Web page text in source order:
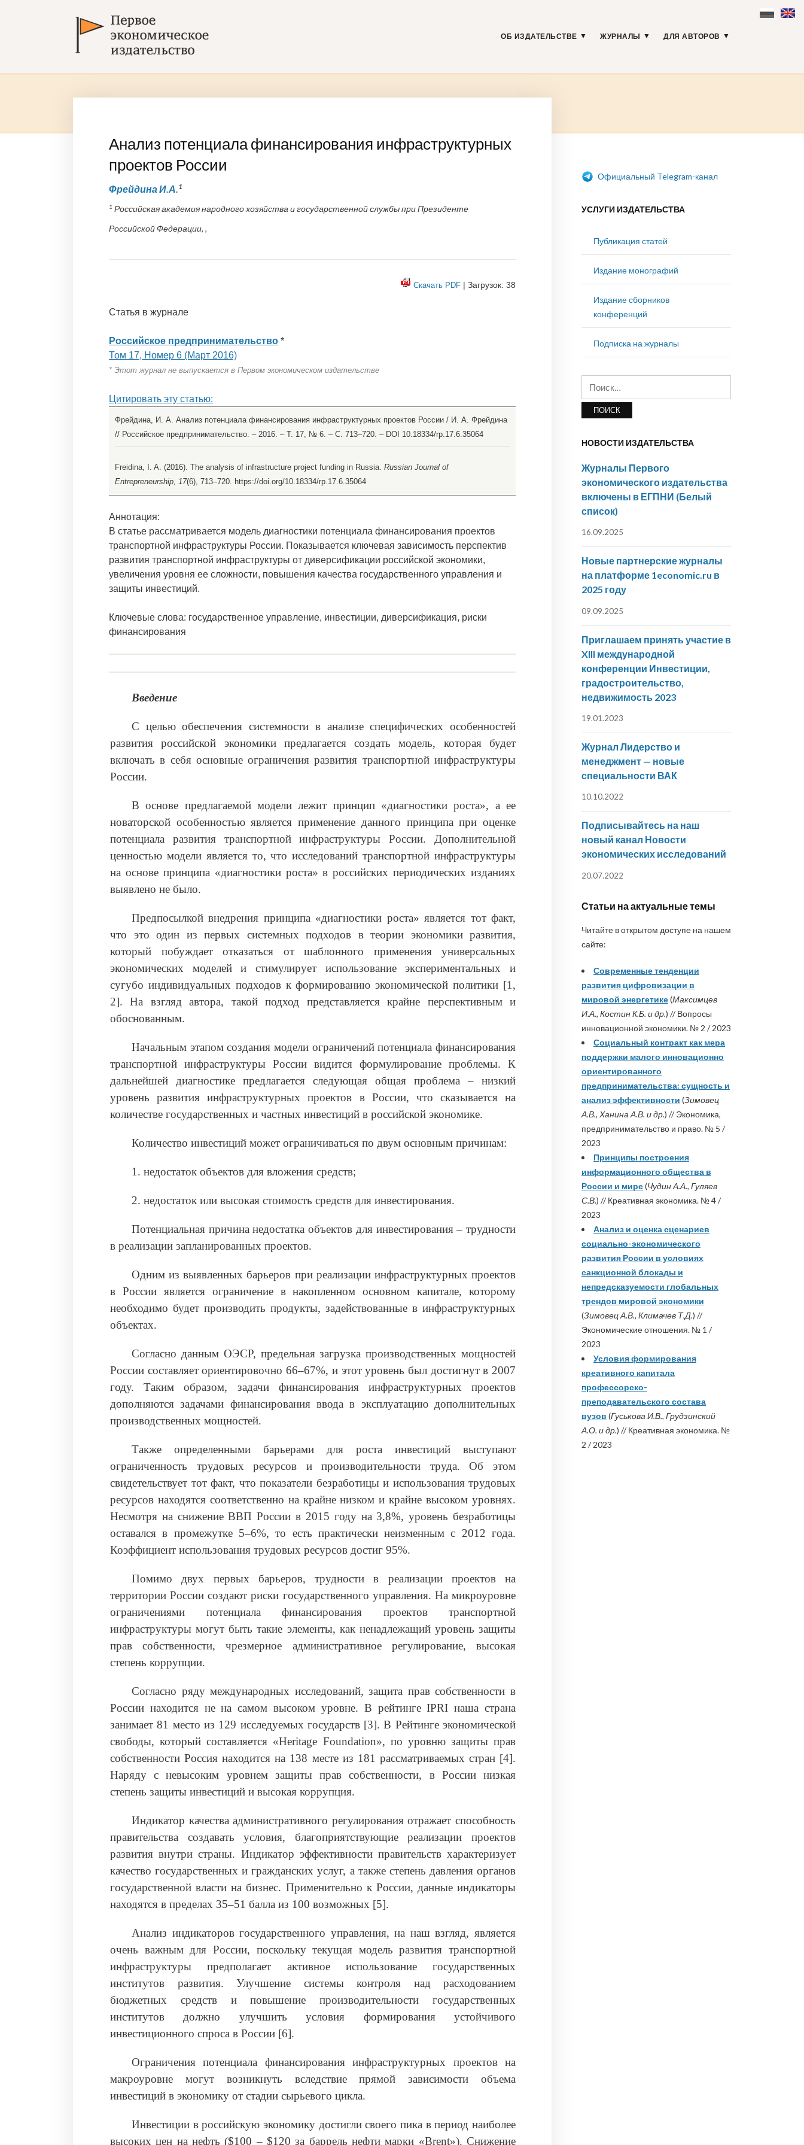
ОБ ИЗДАТЕЛЬСТВЕ ЖУРНАЛЫ ДЛЯ АВТОРОВ
Анализ потенциала финансирования инфраструктурных
проектов России
Фрейдина И.А.1
1 Российская академия народного хозяйства и государственной службы при Президенте
Российской Федерации, ,
Скачать PDF | Загрузок: 38
Статья в журнале
Российское предпринимательство *
Том 17, Номер 6 (Март 2016)
* Этот журнал не выпускается в Первом экономическом издательстве
Цитировать эту статью:
Фрейдина, И. А. Анализ потенциала финансирования инфраструктурных проектов России / И. А. Фрейдина
// Российское предпринимательство. – 2016. – Т. 17, № 6. – С. 713–720. – DOI 10.18334/rp.17.6.35064
Freidina, I. A. (2016). The analysis of infrastructure project funding in Russia. Russian Journal of
Entrepreneurship, 17(6), 713–720. https://doi.org/10.18334/rp.17.6.35064
Аннотация:
В статье рассматривается модель диагностики потенциала финансирования проектов
транспортной инфраструктуры России. Показывается ключевая зависимость перспектив
развития транспортной инфраструктуры от диверсификации российской экономики,
увеличения уровня ее сложности, повышения качества государственного управления и
защиты инвестиций.
Ключевые слова: государственное управление, инвестиции, диверсификация, риски
финансирования
Введение
С целью обеспечения системности в анализе специфических особенностей
развития российской экономики предлагается создать модель, которая будет
включать в себя основные ограничения развития транспортной инфраструктуры
России.
В основе предлагаемой модели лежит принцип «диагностики роста», а ее
новаторской особенностью является применение данного принципа при оценке
потенциала развития транспортной инфраструктуры России. Дополнительной
ценностью модели является то, что исследований транспортной инфраструктуры
на основе принципа «диагностики роста» в российских периодических изданиях
выявлено не было.
Предпосылкой внедрения принципа «диагностики роста» является тот факт,
что это один из первых системных подходов в теории экономики развития,
который побуждает отказаться от шаблонного применения универсальных
экономических моделей и стимулирует использование экспериментальных и
сугубо индивидуальных подходов к формированию экономической политики [1,
2]. На взгляд автора, такой подход представляется крайне перспективным и
обоснованным.
Начальным этапом создания модели ограничений потенциала финансирования
транспортной инфраструктуры России видится формулирование проблемы. К
дальнейшей диагностике предлагается следующая общая проблема – низкий
уровень развития инфраструктурных проектов в России, что сказывается на
количестве государственных и частных инвестиций в российской экономике.
Количество инвестиций может ограничиваться по двум основным причинам:
1. недостаток объектов для вложения средств;
2. недостаток или высокая стоимость средств для инвестирования.
Потенциальная причина недостатка объектов для инвестирования – трудности
в реализации запланированных проектов.
Одним из выявленных барьеров при реализации инфраструктурных проектов
в России является ограничение в накопленном основном капитале, которому
необходимо будет производить продукты, задействованные в инфраструктурных
объектах.
Согласно данным ОЭСР, предельная загрузка производственных мощностей
России составляет ориентировочно 66–67%, и этот уровень был достигнут в 2007
году. Таким образом, задачи финансирования инфраструктурных проектов
дополняются задачами финансирования ввода в эксплуатацию дополнительных
производственных мощностей.
Также определенными барьерами для роста инвестиций выступают
ограниченность трудовых ресурсов и производительности труда. Об этом
свидетельствует тот факт, что показатели безработицы и использования трудовых
ресурсов находятся соответственно на крайне низком и крайне высоком уровнях.
Несмотря на снижение ВВП России в 2015 году на 3,8%, уровень безработицы
оставался в промежутке 5–6%, то есть практически неизменным с 2012 года.
Коэффициент использования трудовых ресурсов достиг 95%.
Помимо двух первых барьеров, трудности в реализации проектов на
территории России создают риски государственного управления. На микроуровне
ограничениями потенциала финансирования проектов транспортной
инфраструктуры могут быть такие элементы, как ненадлежащий уровень защиты
прав собственности, чрезмерное административное регулирование, высокая
степень коррупции.
Согласно ряду международных исследований, защита прав собственности в
России находится не на самом высоком уровне. В рейтинге IPRI наша страна
занимает 81 место из 129 исследуемых государств [3]. В Рейтинге экономической
свободы, который составляется «Heritage Foundation», по уровню защиты прав
собственности Россия находится на 138 месте из 181 рассматриваемых стран [4].
Наряду с невысоким уровнем защиты прав собственности, в России низкая
степень защиты инвестиций и высокая коррупция.
Индикатор качества административного регулирования отражает способность
правительства создавать условия, благоприятствующие реализации проектов
развития внутри страны. Индикатор эффективности правительств характеризует
качество государственных и гражданских услуг, а также степень давления органов
государственной власти на бизнес. Применительно к России, данные индикаторы
находятся в пределах 35–51 балла из 100 возможных [5].
Анализ индикаторов государственного управления, на наш взгляд, является
очень важным для России, поскольку текущая модель развития транспортной
инфраструктуры предполагает активное использование государственных
институтов развития. Улучшение системы контроля над расходованием
бюджетных средств и повышение производительности государственных
институтов должно улучшить условия формирования устойчивого
инвестиционного спроса в России [6].
Ограничения потенциала финансирования инфраструктурных проектов на
макроуровне могут возникнуть вследствие прямой зависимости объема
инвестиций в экономику от стадии сырьевого цикла.
Инвестиции в российскую экономику достигли своего пика в период наиболее
высоких цен на нефть ($100 – $120 за баррель нефти марки «Brent»). Снижение
Официальный Telegram-канал
УСЛУГИ ИЗДАТЕЛЬСТВА
Публикация статей
Издание монографий
Издание сборников
конференций
Подписка на журналы
НОВОСТИ ИЗДАТЕЛЬСТВА
Журналы Первого
экономического издательства
включены в ЕГПНИ (Белый
список)
16.09.2025
Новые партнерские журналы
на платформе 1economic.ru в
2025 году
09.09.2025
Приглашаем принять участие в
XIII международной
конференции Инвестиции,
градостроительство,
недвижимость 2023
19.01.2023
Журнал Лидерство и
менеджмент — новые
специальности ВАК
10.10.2022
Подписывайтесь на наш
новый канал Новости
экономических исследований
20.07.2022
Статьи на актуальные темы
Читайте в открытом доступе на нашем
сайте:
Современные тенденции
развития цифровизации в
мировой энергетике(Максимцев
И.А., Костин К.Б. и др.) // Вопросы
инновационной экономики. № 2 / 2023
Социальный контракт как мера
поддержки малого инновационно
ориентированного
предпринимательства: сущность и
анализ эффективности (Зимовец
А.В., Ханина А.В. и др.) // Экономика,
предпринимательство и право. № 5 /
2023
Принципы построения
информационного общества в
России и мире(Чудин А.А., Гуляев
С.В.) // Креативная экономика. № 4 /
2023
Анализ и оценка сценариев
социально-экономического
развития России в условиях
санкционной блокады и
непредсказуемости глобальных
трендов мировой экономики
(Зимовец А.В., Климачев Т.Д.) //
Экономические отношения. № 1 /
2023
Условия формирования
креативного капитала
профессорско-
преподавательского состава
вузов (Гуськова И.В., Грудзинский
А.О. и др.) // Креативная экономика. №
2 / 2023